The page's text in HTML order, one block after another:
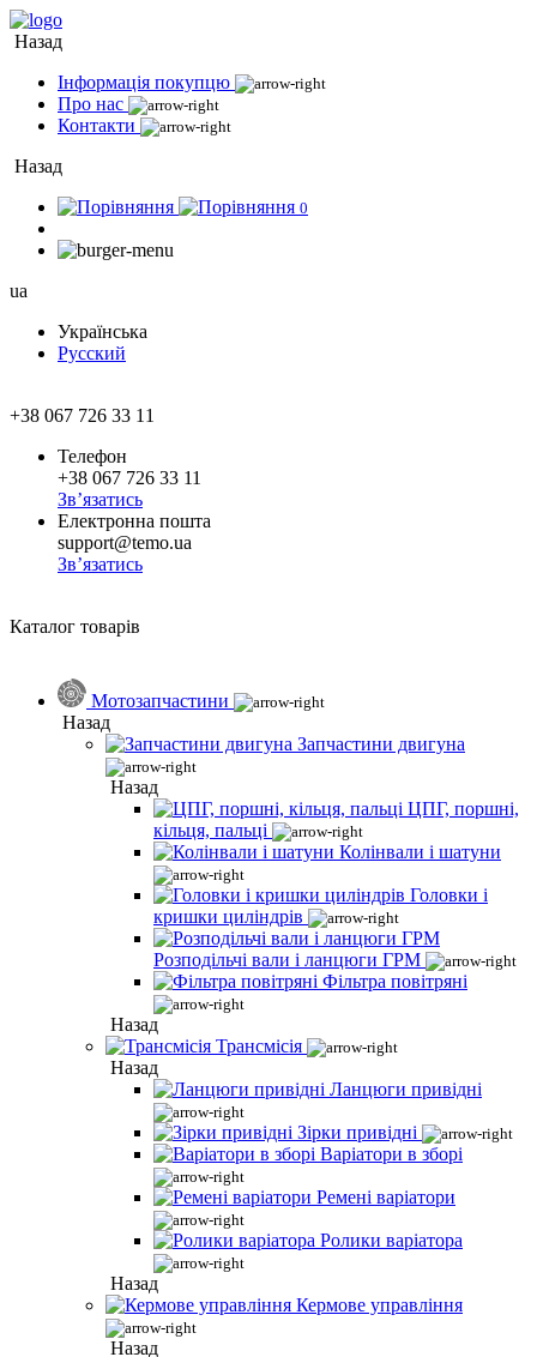
Назад
Інформація покупцю
Про нас
Контакти
Назад
0
ua
Українська
Русский
+38 067 726 33 11
Телефон
+38 067 726 33 11
Зв’язатись
Електронна пошта
support@temo.ua
Зв’язатись
Каталог товарів
Мотозапчастини
Назад
Запчастини двигуна
Назад
ЦПГ, поршні,
кільця, пальці
Колінвали і шатуни
Головки і
кришки циліндрів
Розподільчі вали і ланцюги ГРМ
Фільтра повітряні
Назад
Трансмісія
Назад
Ланцюги привідні
Зірки привідні
Варіатори в зборі
Ремені варіатори
Ролики варіатора
Назад
Кермове управління
Назад